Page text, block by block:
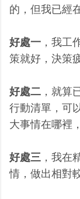
的，但我已經
好處一 ，我工
策就好，決策
好處二 ，就算
行動清單，可
大事情在哪裡
好處三 ，我在
情，做出相對